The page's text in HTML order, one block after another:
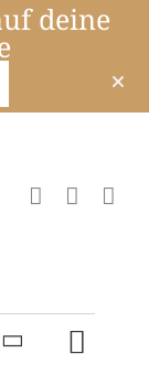
deine
Suche
Liste